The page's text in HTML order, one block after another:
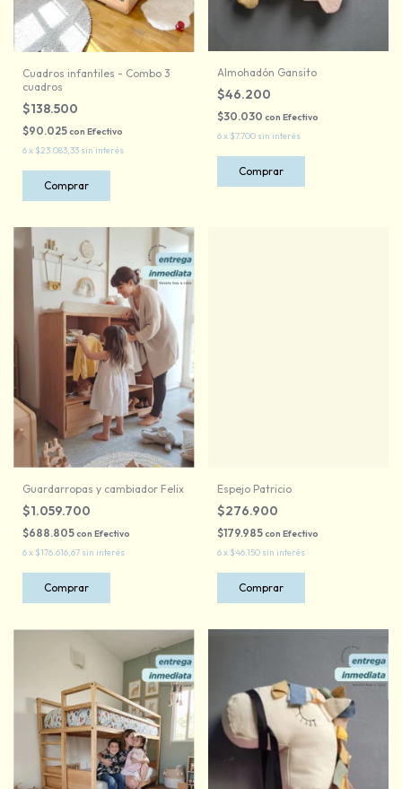
Cuadros infantiles - Combo 3
cuadros
$138.500
$90.025con Efectivo
6x $23.083,33 sin interés
Almohadón Gansito
$46.200
$30.030 con Efectivo
6x $7.700 sin interés
Guardarropas y cambiador Felix
$1.059.700
$688.805con Efectivo
6x $176.616,67 sin interés
Comprar
Espejo Patricio
$276.900
$179.985con Efectivo
6x $46.150 sin interés